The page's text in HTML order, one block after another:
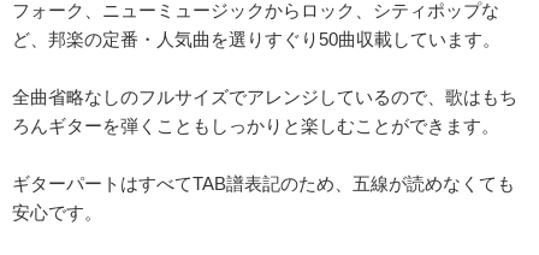
フォーク、ニューミュージックからロック、シティポップな
ど、邦楽の定番・人気曲を選りすぐり50曲収載しています。
全曲省略なしのフルサイズでアレンジしているので、歌はもち
ろんギターを弾くこともしっかりと楽しむことができます。
ギターパートはすべてTAB譜表記のため、五線が読めなくても
安心です。